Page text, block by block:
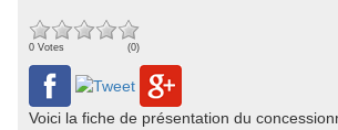
0 Votes (0)
Voici la fiche de présentation du